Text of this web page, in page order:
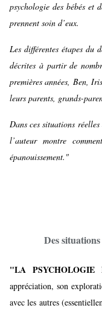
psychologie des bébés et
prennent soin d’eux.
Les différentes étapes du
décrites à partir de
premières années, Ben,
leurs parents, grands-
Dans ces situations
l’auteur montre
épanouissement."
Des
"LA PSYCHOLOGIE
appréciation, son
avec les autres